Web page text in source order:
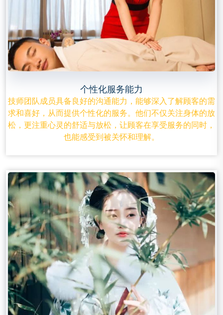
个性化服务能力
技师团队成员具备良好的沟通能力，能够深入了解顾客的需
求和喜好，从而提供个性化的服务。他们不仅关注身体的放
松，更注重心灵的舒适与放松，让顾客在享受服务的同时，
也能感受到被关怀和理解。